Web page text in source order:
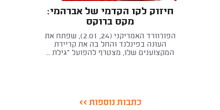
חיזוק לקו הקדמי של אברהמי:
מקס ברוקס
הפורוורד האמריקני (24, 2.01), שפתח את
העונה בפינלנד והחל בה את קריירת
המקצוענים שלו, מצטרף להפועל "גילת ...
כתבות נוספות >>